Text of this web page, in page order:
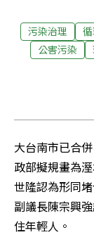
污染治理
公害污染
大台南市已合
政部擬規畫為
世隆認為形同
副議長陳宗興
住年輕人。